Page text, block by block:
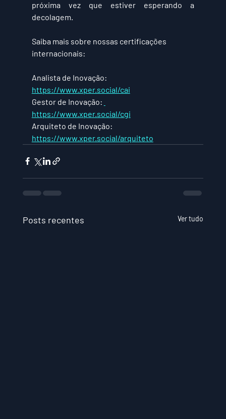
próxima vez que estiver esperando a
decolagem.
Saiba mais sobre nossas certificações
internacionais:
Analista de Inovação:
https://www.xper.social/cai
Gestor de Inovação:
https://www.xper.social/cgi
Arquiteto de Inovação:
https://www.xper.social/arquiteto
Posts recentes Ver tudo